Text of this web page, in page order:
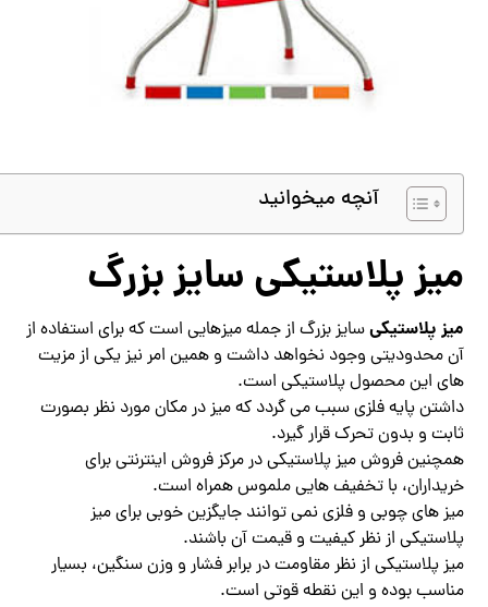
آنچه میخوانید
میز پلاستیکی سایز بزرگ
میز پلاستیکیسایز بزرگ از جمله میزهایی است که برای استفاده از
آن محدودیتی وجود نخواهد داشت و همین امر نیز یکی از مزیت
های این محصول پلاستیکی است.
داشتن پایه فلزی سبب می گردد که میز در مکان مورد نظر بصورت
ثابت و بدون تحرک قرار گیرد.
همچنین فروش میز پلاستیکی در مرکز فروش اینترنتی برای
خریداران، با تخفیف هایی ملموس همراه است.
میز های چوبی و فلزی نمی توانند جایگزین خوبی برای میز
پلاستیکی از نظر کیفیت و قیمت آن باشند.
میز پلاستیکی از نظر مقاومت در برابر فشار و وزن سنگین، بسیار
مناسب بوده و این نقطه قوتی است.